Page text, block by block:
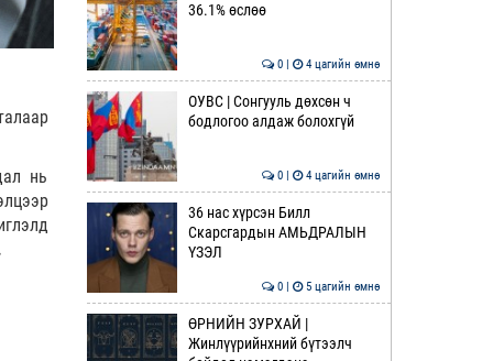
нь
36.1% өслөө
0 | 4 цагийн өмнө
ОУВС | Сонгууль дөхсөн ч
бодлогоо алдаж болохгүй
0 | 4 цагийн өмнө
36 нас хүрсэн Билл
Скарсгардын АМЬДРАЛЫН
ҮЗЭЛ
0 | 5 цагийн өмнө
ӨРНИЙН ЗУРХАЙ |
Жинлүүрийнхний бүтээлч